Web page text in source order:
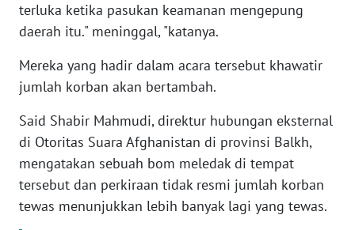
terluka ketika pasukan keamanan mengepung
daerah itu." meninggal, "katanya.
Mereka yang hadir dalam acara tersebut khawatir
jumlah korban akan bertambah.
Said Shabir Mahmudi, direktur hubungan eksternal
di Otoritas Suara Afghanistan di provinsi Balkh,
mengatakan sebuah bom meledak di tempat
tersebut dan perkiraan tidak resmi jumlah korban
tewas menunjukkan lebih banyak lagi yang tewas.
KARIR
DISCLAIMER
News
WN
SUMUT